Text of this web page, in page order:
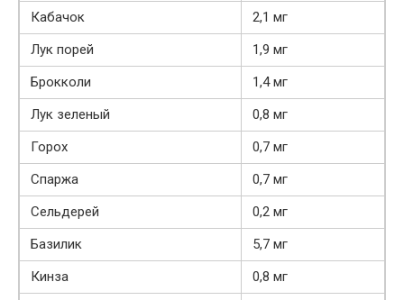
Кабачок
2,1 мг
Лук порей
1,9 мг
Брокколи
1,4 мг
Лук зеленый
0,8 мг
Горох
0,7 мг
Спаржа
0,7 мг
Сельдерей
0,2 мг
Базилик
5,7 мг
Кинза
0,8 мг